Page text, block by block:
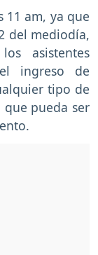
11 am, ya que
del mediodía,
asistentes
el ingreso de
tipo de
pueda ser